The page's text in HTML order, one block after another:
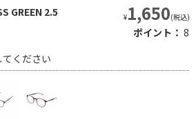
GREEN 2.5 ¥1,650(税込)
ポイント： 8
ください